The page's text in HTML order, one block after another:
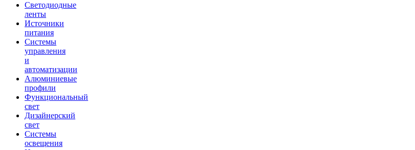
Светодиодные
ленты
Источники
питания
Системы
управления
и
автоматизации
Алюминиевые
профили
Функциональный
свет
Дизайнерский
свет
Системы
освещения